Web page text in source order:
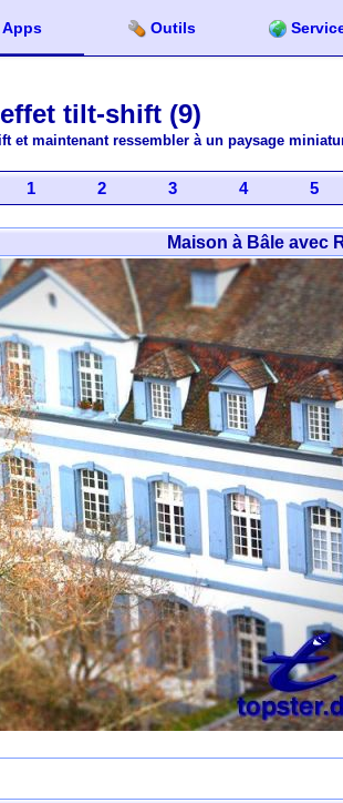
Apps Outils
tilt-shift (9)
et maintenant ressembler à un paysage
1 2 3 4 5
Maison à Bâle avec